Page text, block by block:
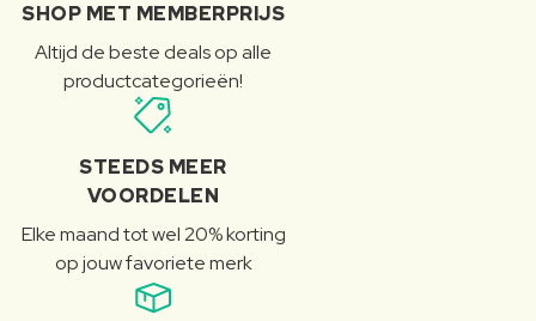
SHOP MET MEMBERPRIJS
Altijd de beste deals op alle
productcategorieën!
STEEDS MEER
VOORDELEN
Elke maand tot wel 20% korting
op jouw favoriete merk